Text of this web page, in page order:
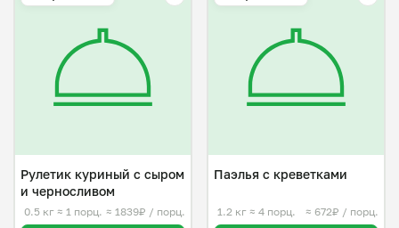
Рулетик куриный с сыром
и черносливом
0.5 кг ≈ 1 порц. ≈ 1839₽ / порц.
Паэлья с креветками
1.2 кг ≈ 4 порц. ≈ 672₽ / порц.